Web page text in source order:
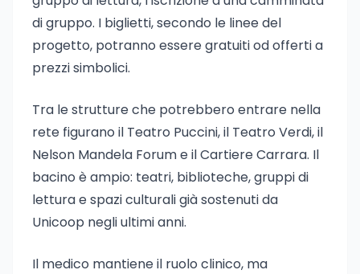
di gruppo. I biglietti, secondo le linee del
progetto, potranno essere gratuiti od offerti a
prezzi simbolici.
Tra le strutture che potrebbero entrare nella
rete figurano il Teatro Puccini, il Teatro Verdi, il
Nelson Mandela Forum e il Cartiere Carrara. Il
bacino è ampio: teatri, biblioteche, gruppi di
lettura e spazi culturali già sostenuti da
Unicoop negli ultimi anni.
Il medico mantiene il ruolo clinico, ma